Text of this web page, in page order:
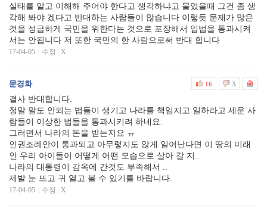
실태를 알고 이해해 주어야 한다고 생각하냐고 물었을때 그건 좀 생
각해 봐야 겠다고 반대하는 사람들이 많습니다 이렇듯 문제가 많은
것을 성급하게 국민을 위한다는 것으로 포장해서 입법을 통과시켜
서는 안됩니다 저 또한 국민의 한 사람으로써 반대 합니다
17-04-05 수정 X
문경화 16 5
결사 반대합니다.
정말 말도 안되는 법들이 생기고 나라를 책임지고 일하라고 세운 사
람들이 이상한 법들을 통과시키려 하네요.
그러면서 나라의 돈을 받는지요 ㅠ
인권조례안이 통과되고 아무렇지도 않게 일어난다면 이 땅의 미래
인 우리 아이들이 어떻게 어떤 모습으로 살아 갈 지..
나라의 대통령이 감옥에 간것도 부족해서 ..
제발 눈 뜨고 귀 열고 볼 수 있기를 바랍니다.
17-04-05 수정 X